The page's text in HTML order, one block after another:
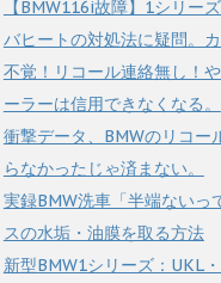
【BMW116i故障】1シリー
バヒートの対処法に疑問。
不覚！リコール連絡無し！
ーラーは信用できなくなる。
衝撃データ、BMWのリコー
らなかったじゃ済まない。
実録BMW洗車「半端ないっ
スの水垢・油膜を取る方法
新型BMW1シリーズ：UKL